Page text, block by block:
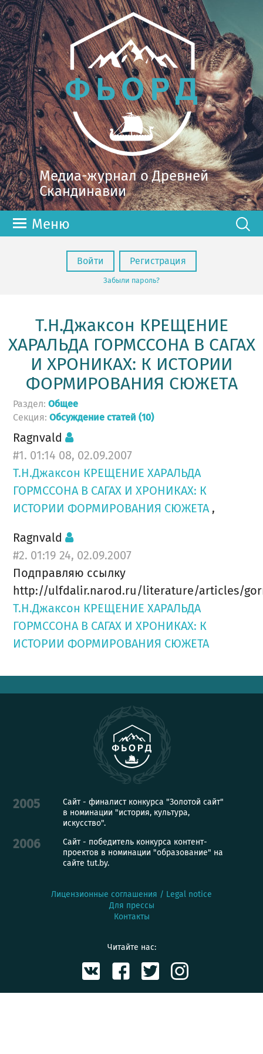
Медиа-журнал о Древней
Скандинавии
Меню
Войти Регистрация
Забыли пароль?
Т.Н.Джаксон КРЕЩЕНИЕ
ХАРАЛЬДА ГОРМССОНА В САГАХ
И ХРОНИКАХ: К ИСТОРИИ
ФОРМИРОВАНИЯ СЮЖЕТА
Раздел:Общее
Секция:Обсуждение статей (10)
Ragnvald
#1. 01:14 08, 02.09.2007
Т.Н.Джаксон КРЕЩЕНИЕ ХАРАЛЬДА
ГОРМССОНА В САГАХ И ХРОНИКАХ: К
ИСТОРИИ ФОРМИРОВАНИЯ СЮЖЕТА ,
Ragnvald
#2. 01:19 24, 02.09.2007
Подправляю ссылку
http://ulfdalir.narod.ru/literature/articles/
Т.Н.Джаксон КРЕЩЕНИЕ ХАРАЛЬДА
ГОРМССОНА В САГАХ И ХРОНИКАХ: К
ИСТОРИИ ФОРМИРОВАНИЯ СЮЖЕТА
2005
Сайт - финалист конкурса "Золотой сайт"
в номинации "история, культура,
искусство".
2006
Сайт - победитель конкурса контент-
проектов в номинации "образование" на
сайте tut.by.
Лицензионные соглашения / Legal notice
Для прессы
Контакты
Читайте нас: